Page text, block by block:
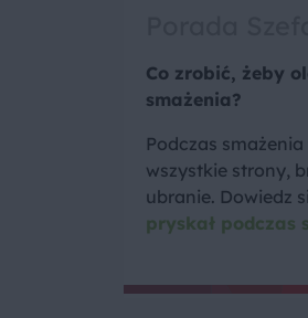
Co zrobić, żeby
smażenia?
Podczas
wszystkie strony,
ubranie. Dowiedz
pryskał podczas